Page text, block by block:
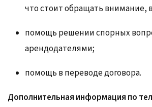
что стоит обращать внимание,
помощь решении спорных
арендодателями;
помощь в переводе договора.
Дополнительная информация по